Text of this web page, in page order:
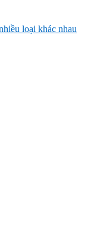
loại khác nhau